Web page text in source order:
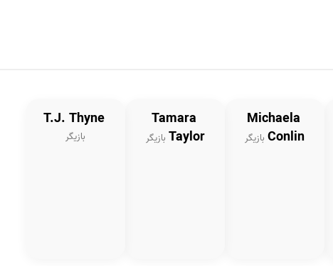
Michaela
Conlin بازیگر
Tamara
Taylor بازیگر
T.J. Thyne
بازیگر